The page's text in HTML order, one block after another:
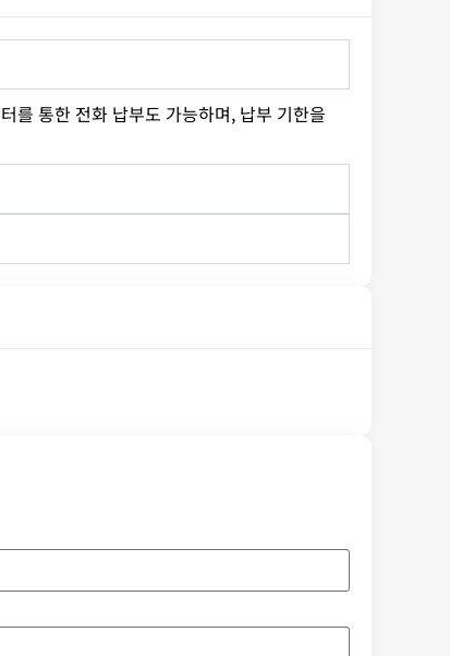
를 통한 전화 납부도 가능하며, 납부 기한을